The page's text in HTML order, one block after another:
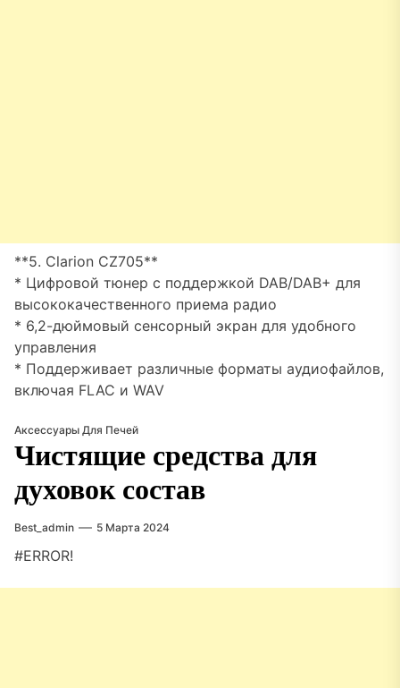
**5. Clarion CZ705**
* Цифровой тюнер с поддержкой DAB/DAB+ для
высококачественного приема радио
* 6,2-дюймовый сенсорный экран для удобного
управления
* Поддерживает различные форматы аудиофайлов,
включая FLAC и WAV
Аксессуары Для Печей
Чистящие средства для
духовок состав
Best_admin 5 Марта 2024
#ERROR!